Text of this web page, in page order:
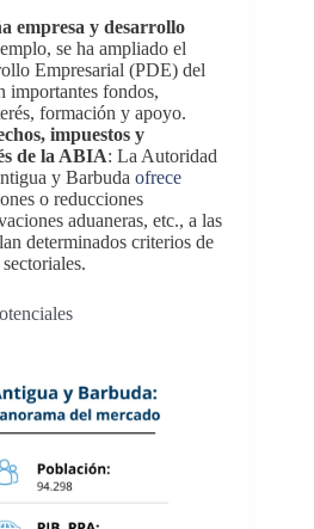
empresa y desarrollo
se ha ampliado el
Empresarial (PDE) del
importantes fondos,
formación y apoyo.
impuestos y
de la ABIA: La Autoridad
y Barbuda ofrece
o reducciones
aduaneras, etc., a las
determinados criterios de